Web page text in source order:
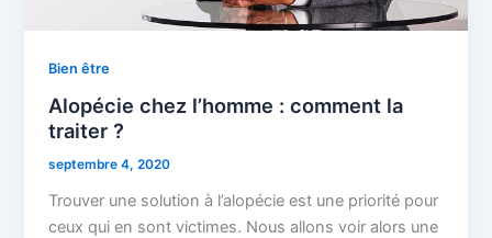
Bien être
Alopécie chez l’homme : comment la
traiter ?
septembre 4, 2020
Trouver une solution à l’alopécie est une priorité pour
ceux qui en sont victimes. Nous allons voir alors une